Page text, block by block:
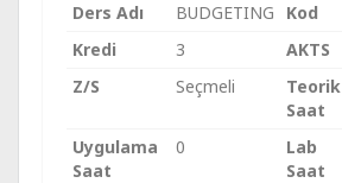
Ders Adı BUDGETING Kod
Kredi
3 AKTS
Z/S
Seçmeli
Teorik
Saat
Uygulama
Saat
0
Lab
Saat